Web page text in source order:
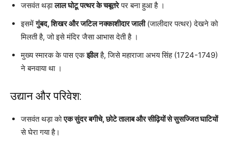
जसवंत थड़ालाल घोटू पत्थर के चबूतरेपर बना हुआ है ।
इसमेंगुंबद, शिखर और जटिल नक्काशीदार जाली(जालीदार पत्थर) देखने को
मिलती है, जो इसे मंदिर जैसा आभास देती है ।
मुख्य स्मारक के पास एकझीलहै, जिसे महाराजा अभय सिंह (1724-1749)
ने बनवाया था ।
उद्यान और परिवेश:
जसवंत थड़ा कोएक सुंदर बगीचे, छोटे तालाब और सीढ़ियों से सुसज्जित घाटियों
से घेरा गया है।